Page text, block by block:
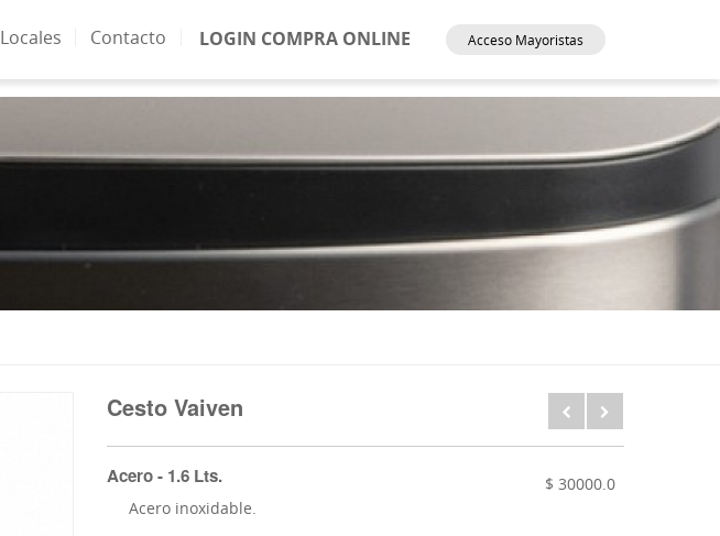
Acceso Mayoristas
LOGIN COMPRA ONLINE
Locales Contacto
Cesto Vaiven
Acero - 1.6 Lts.
Acero inoxidable.
$ 30000.0